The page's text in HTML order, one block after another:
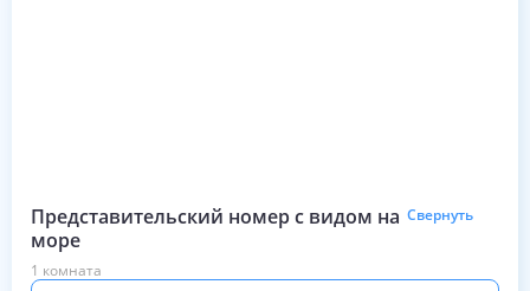
Представительский номер с видом на
море
Свернуть
1 комната